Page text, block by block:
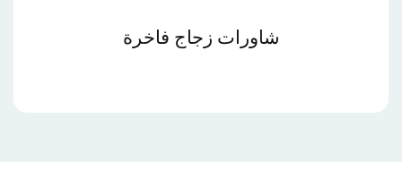
شاورات زجاج فاخرة